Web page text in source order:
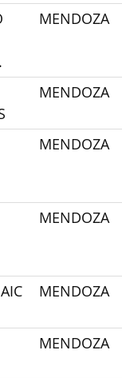
MENDOZA
MENDOZA
MENDOZA
MENDOZA
MENDOZA
MENDOZA